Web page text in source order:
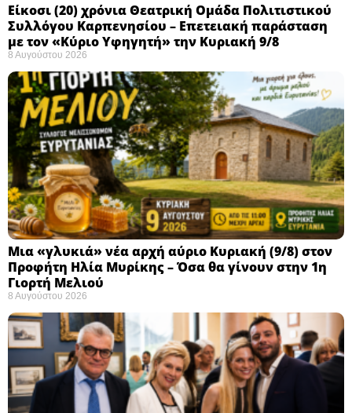
Eίκοσι (20) χρόνια Θεατρική Ομάδα Πολιτιστικού
Συλλόγου Καρπενησίου – Επετειακή παράσταση
με τον «Κύριο Υφηγητή» την Κυριακή 9/8
8 Αυγούστου 2026
Μια «γλυκιά» νέα αρχή αύριο Κυριακή (9/8) στον
Προφήτη Ηλία Μυρίκης – Όσα θα γίνουν στην 1η
Γιορτή Μελιού
8 Αυγούστου 2026